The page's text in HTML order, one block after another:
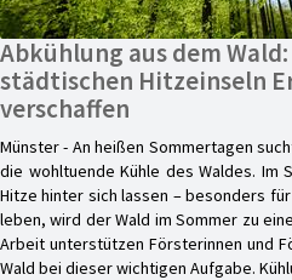
Abkühlung aus dem
städtischen Hitzeinseln
verschaffen
Münster - An heißen Sommertagen
die wohltuende Kühle des Waldes. Im
Hitze hinter sich lassen – besonders
leben, wird der Wald im Sommer zu
Arbeit unterstützen Försterinnen und
Wald bei dieser wichtigen Aufgabe.